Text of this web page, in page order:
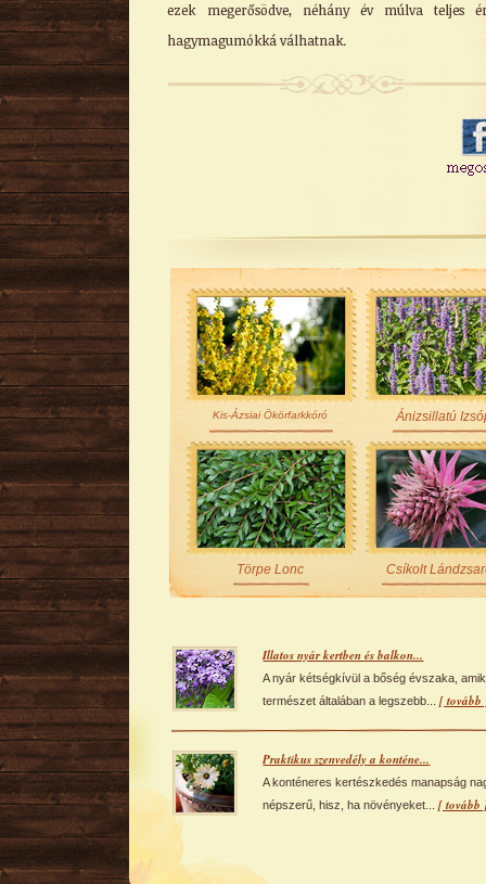
ezek megerősödve, néhány év múlva teljes
hagymagumókká válhatnak.
Kis-Ázsiai Ökörfarkkóró Ánizsillatú
Törpe Lonc Csíkolt
Illatos nyár kertben és balkon...
A nyár kétségkívül a bőség évszaka,
természet általában a legszebb...[ tovább
Praktikus szenvedély a konténe...
A konténeres kertészkedés manapság
népszerű, hisz, ha növényeket...[ tovább